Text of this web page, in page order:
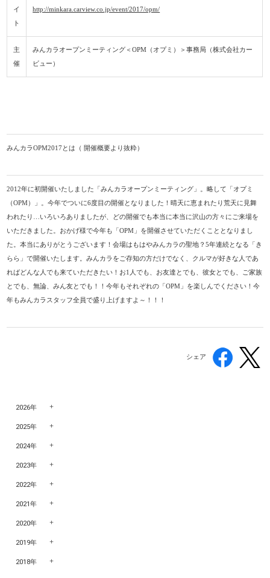
イ
ト
http://minkara.carview.co.jp/event/2017/opm/
主
催
みんカラオープンミーティング＜OPM（オプミ）＞事務局（株式会社カー
ビュー）
みんカラOPM2017とは（ 開催概要より抜粋）
2012年に初開催いたしました「みんカラオープンミーティング」。略して「オプミ
（OPM）」。今年でついに6度目の開催となりました！晴天に恵まれたり荒天に見舞
われたり…いろいろありましたが、どの開催でも本当に本当に沢山の方々にご来場を
いただきました。おかげ様で今年も「OPM」を開催させていただくこととなりまし
た。本当にありがとうございます！会場はもはやみんカラの聖地？5年連続となる「き
らら」で開催いたします。みんカラをご存知の方だけでなく、クルマが好きな人であ
ればどんな人でも来ていただきたい！お1人でも、お友達とでも、彼女とでも、ご家族
とでも、無論、みん友とでも！！今年もそれぞれの「OPM」を楽しんでください！今
年もみんカラスタッフ全員で盛り上げますよ～！！！
シェア
2026年
2025年
2024年
2023年
2022年
2021年
2020年
2019年
2018年